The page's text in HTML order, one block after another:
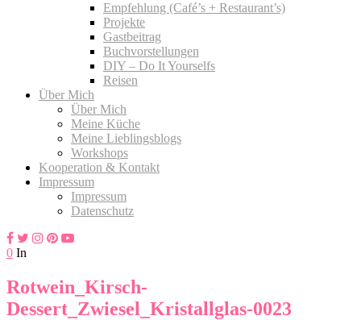
Empfehlung (Café’s + Restaurant’s)
Projekte
Gastbeitrag
Buchvorstellungen
DIY – Do It Yourselfs
Reisen
Über Mich
Über Mich
Meine Küche
Meine Lieblingsblogs
Workshops
Kooperation & Kontakt
Impressum
Impressum
Datenschutz
0 In
Rotwein_Kirsch-
Dessert_Zwiesel_Kristallglas-0023